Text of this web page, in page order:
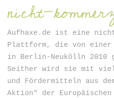
nicht-
Aufhaxe.de ist eine
Plattform, die von einer
in Berlin-Neukölln 2010
Seither wird sie mit viel
und Fördermitteln aus
Aktion“ der